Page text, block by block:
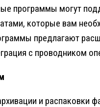
программы могут
которые вам
предлагают
с проводником
и распаковки